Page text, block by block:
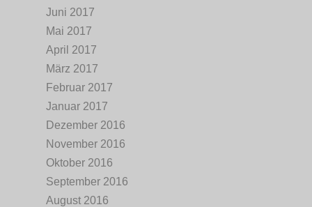
Juni 2017
Mai 2017
April 2017
März 2017
Februar 2017
Januar 2017
Dezember 2016
November 2016
Oktober 2016
September 2016
August 2016